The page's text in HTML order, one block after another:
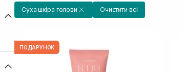
Суха шкіра голови Очистити всі
ПОДАРУНОК